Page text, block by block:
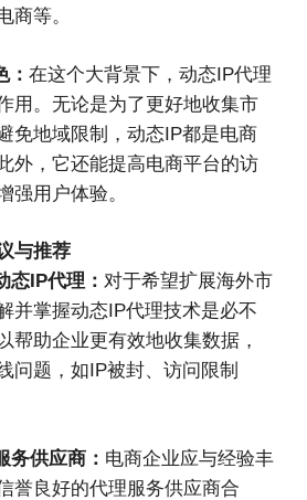
商等。
： 在这个大背景下，动态IP代理
用。无论是为了更好地收集市
免地域限制，动态IP都是电商
外，它还能提高电商平台的访
强用户体验。
与推荐
态IP代理： 对于希望扩展海外市
并掌握动态IP代理技术是必不
帮助企业更有效地收集数据，
问题，如IP被封、访问限制
务供应商： 电商企业应与经验丰
誉良好的代理服务供应商合